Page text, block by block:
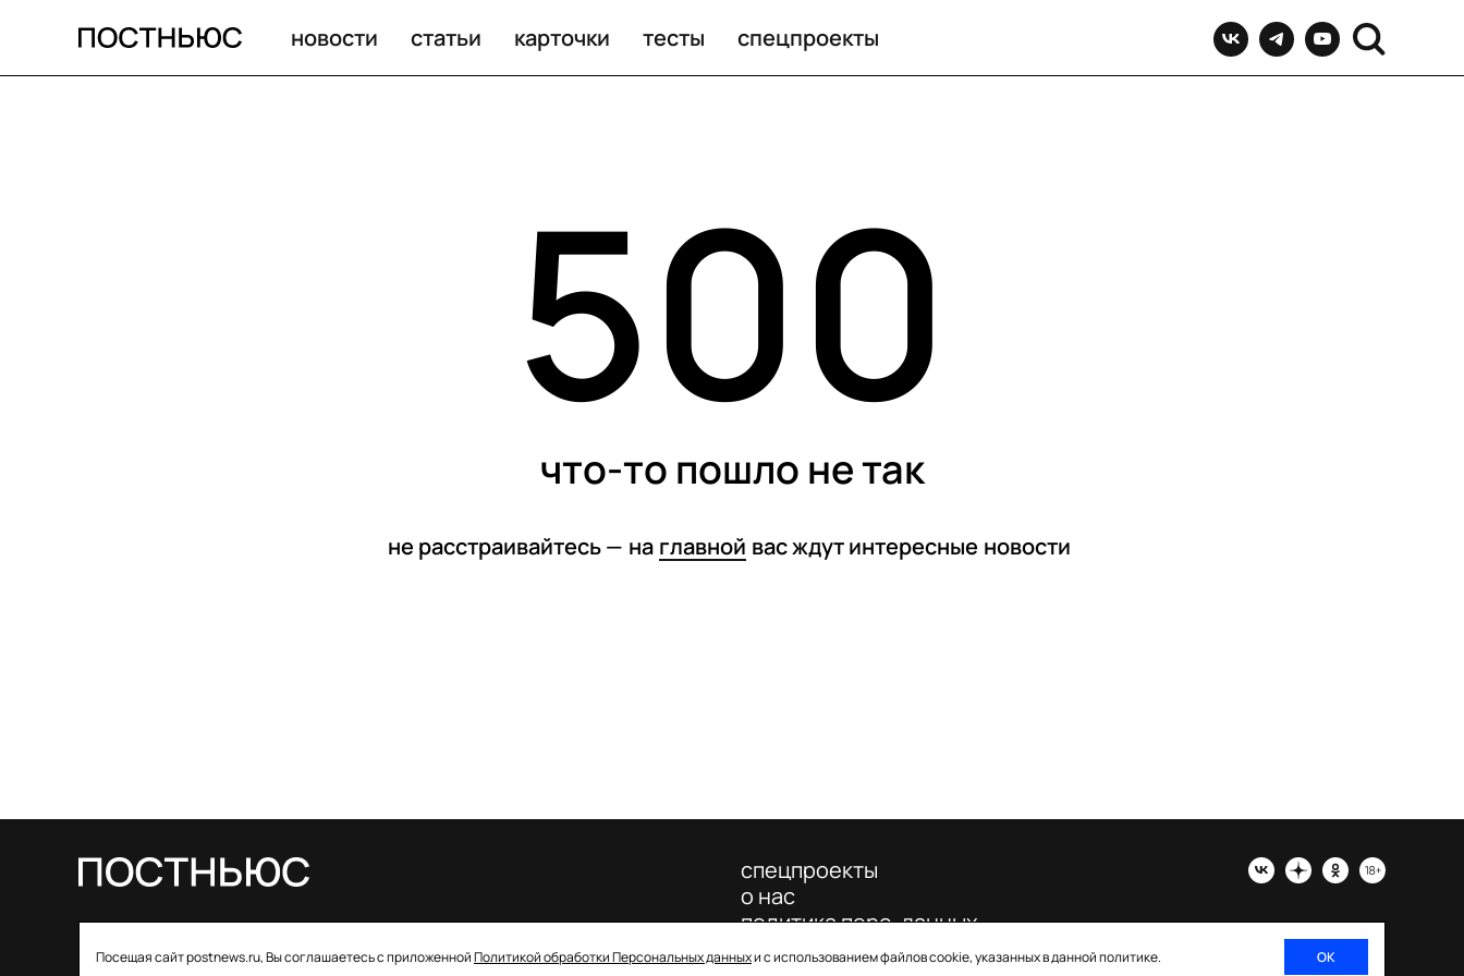
новости статьи карточки тесты спецпроекты
500
что-то пошло не так
не расстраивайтесь — на главной вас ждут интересные новости
Посещая сайт postnews.ru, Вы соглашаетесь с приложеннойПолитикой обработки Персональных данныхи с использованием файлов cookie, указанных в данной политике. ОК
о регистрации СМИ: ЭЛ № ФС 77–85757 от 22 августа
спецпроекты
о нас
политика перс. данных